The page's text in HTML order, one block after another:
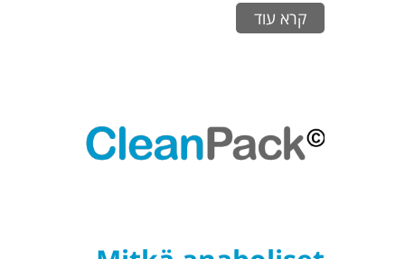
Comprehensive
Increasing
קרא עוד